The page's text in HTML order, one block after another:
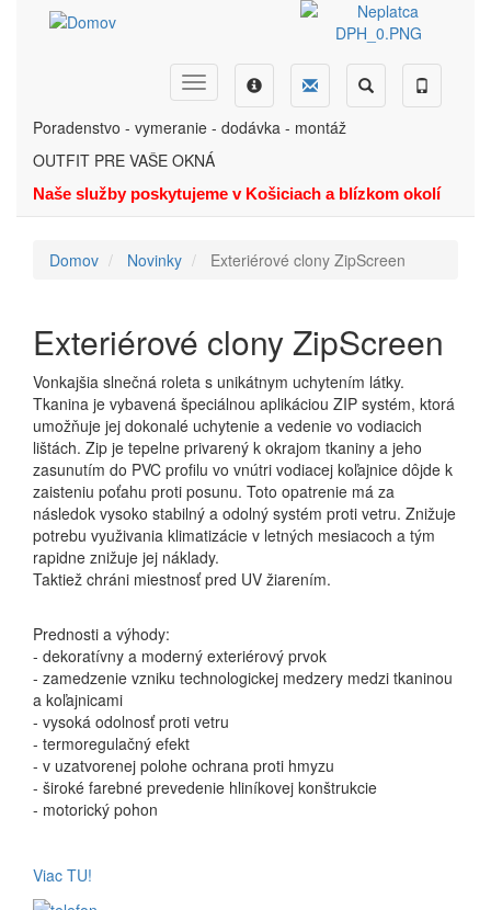
Telefón
Hľadať
Dopyt
Menu
Ponuka
Poradenstvo - vymeranie - dodávka - montáž
OUTFIT PRE VAŠE OKNÁ
Naše služby poskytujeme v Košiciach a blízkom okolí
Domov Novinky Exteriérové clony ZipScreen
Exteriérové clony ZipScreen
Vonkajšia slnečná roleta s unikátnym uchytením látky.
Tkanina je vybavená špeciálnou aplikáciou ZIP systém, ktorá
umožňuje jej dokonalé uchytenie a vedenie vo vodiacich
lištách. Zip je tepelne privarený k okrajom tkaniny a jeho
zasunutím do PVC profilu vo vnútri vodiacej koľajnice dôjde k
zaisteniu poťahu proti posunu. Toto opatrenie má za
následok vysoko stabilný a odolný systém proti vetru. Znižuje
potrebu využivania klimatizácie v letných mesiacoch a tým
rapidne znižuje jej náklady.
Taktiež chráni miestnosť pred UV žiarením.
Prednosti a výhody:
- dekoratívny a moderný exteriérový prvok
- zamedzenie vzniku technologickej medzery medzi tkaninou
a koľajnicami
- vysoká odolnosť proti vetru
- termoregulačný efekt
- v uzatvorenej polohe ochrana proti hmyzu
- široké farebné prevedenie hliníkovej konštrukcie
- motorický pohon
Viac TU!